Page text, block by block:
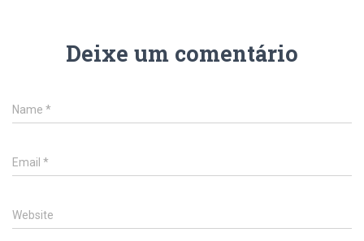
Deixe um comentário
Name *
Email *
Website